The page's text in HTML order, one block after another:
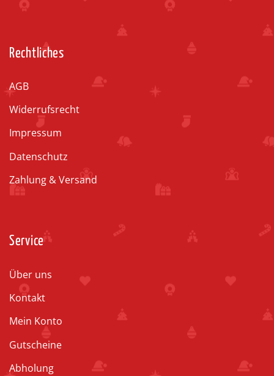
Rechtliches
AGB
Widerrufsrecht
Impressum
Datenschutz
Zahlung & Versand
Service
Über uns
Kontakt
Mein Konto
Gutscheine
Abholung